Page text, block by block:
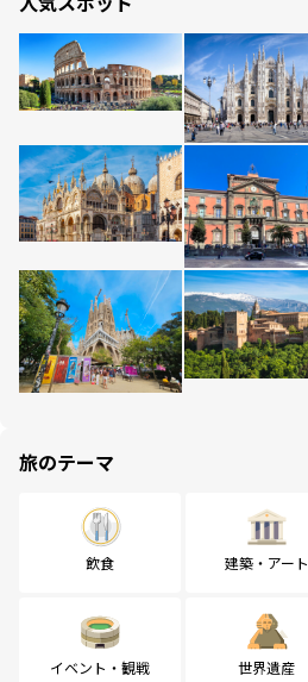
旅のテーマ
飲食 建築・アート
イベント・観戦 世界遺産